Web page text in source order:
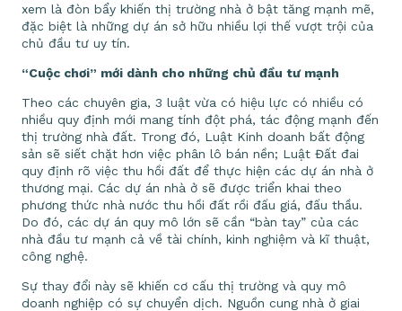
xem là đòn bẩy khiến thị trường nhà ở bật tăng mạnh mẽ,
đặc biệt là những dự án sở hữu nhiều lợi thế vượt trội của
chủ đầu tư uy tín.
“Cuộc chơi” mới dành cho những chủ đầu tư mạnh
Theo các chuyên gia, 3 luật vừa có hiệu lực có nhiều có
nhiều quy định mới mang tính đột phá, tác động mạnh đến
thị trường nhà đất. Trong đó, Luật Kinh doanh bất động
sản sẽ siết chặt hơn việc phân lô bán nền; Luật Đất đai
quy định rõ việc thu hồi đất để thực hiện các dự án nhà ở
thương mại. Các dự án nhà ở sẽ được triển khai theo
phương thức nhà nước thu hồi đất rồi đấu giá, đấu thầu.
Do đó, các dự án quy mô lớn sẽ cần “bàn tay” của các
nhà đầu tư mạnh cả về tài chính, kinh nghiệm và kĩ thuật,
công nghệ.
Sự thay đổi này sẽ khiến cơ cấu thị trường và quy mô
doanh nghiệp có sự chuyển dịch. Nguồn cung nhà ở giai